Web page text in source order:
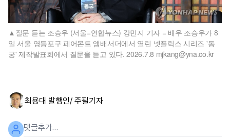
질문 듣는 조승우 (서울=연합뉴스) 강민지 기자 = 배우 조승우가 8
일 서울 영등포구 페어몬트 앰배서더에서 열린 넷플릭스 시리즈 '동
궁' 제작발표회에서 질문을 듣고 있다. 2026.7.8 mjkang@yna.co.kr
최용대 발행인/ 주필기자